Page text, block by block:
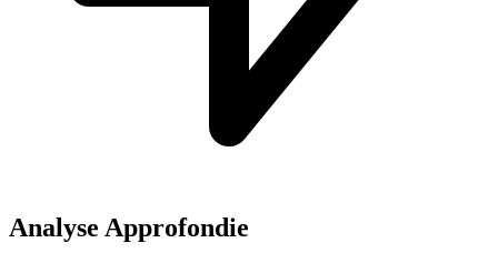
Analyse Approfondie